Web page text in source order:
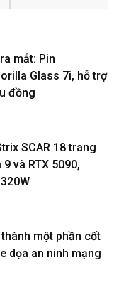
mắt: Pin
Glass 7i, hỗ trợ
đồng
SCAR 18 trang
và RTX 5090,
một phần cốt
dọa an ninh mạng